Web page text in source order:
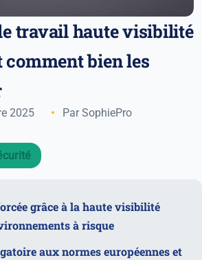
travail haute visibilité
comment bien les
2025
Par SophiePro
grâce à la haute visibilité
à risque
aux normes européennes et